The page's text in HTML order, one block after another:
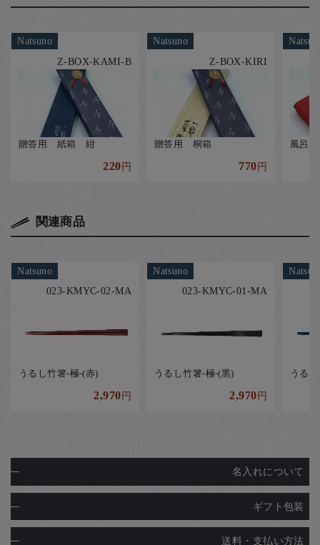
Natsuno
Z-BOX-KAMI-B
贈答用 紙箱 紺
220円
Natsuno
Z-BOX-KIRI
贈答用 桐箱
770円
風呂
関連商品
Natsuno
023-KMYC-02-MA
うるし竹箸-極-(赤)
2,970円
Natsuno
023-KMYC-01-MA
うるし竹箸-極-(黒)
2,970円
うる
名入れについて
ギフト包装
送料・支払い方法